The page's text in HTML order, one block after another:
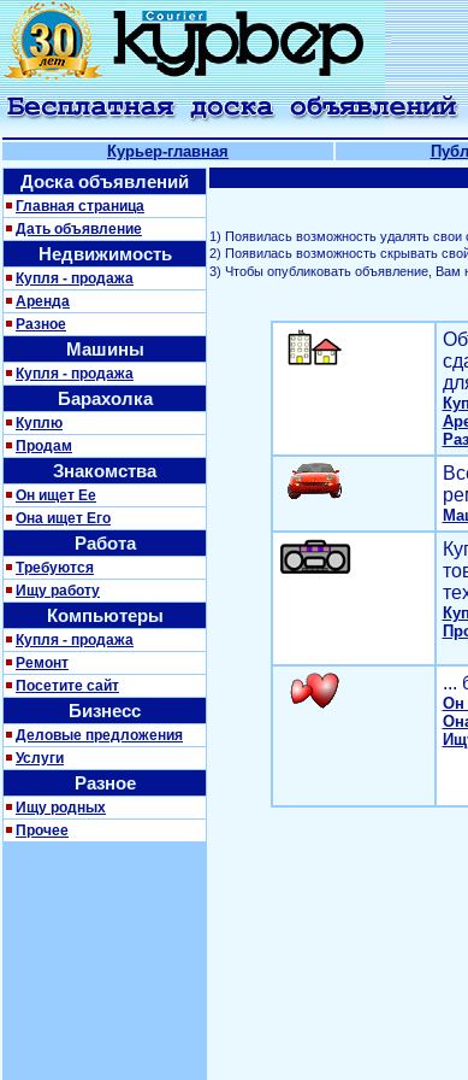
Курьер-главная
Доска объявлений
Главная страница
Дать объявление
Недвижимость
Купля - продажа
Аренда
Разное
Машины
Купля - продажа
Барахолка
Куплю
Продам
Знакомства
Он ищет Ее
Она ищет Его
Работа
Требуются
Ищу работу
Компьютеры
Купля - продажа
Ремонт
Посетите сайт
Бизнесс
Деловые предложения
Услуги
Разное
Ищу родных
Прочее
1) Появилась возможность удалять
2) Появилась возможность скрывать
3) Чтобы опубликовать объявление, Вам
...
Он